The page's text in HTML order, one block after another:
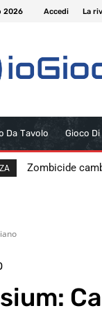
2026 Accedi La
Da Tavolo Gioco
Zombicide